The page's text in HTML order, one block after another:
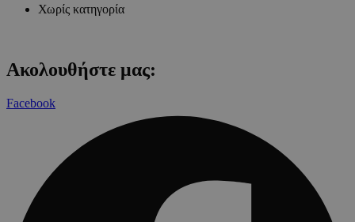
Χωρίς κατηγορία
Ακολουθήστε μας:
Facebook